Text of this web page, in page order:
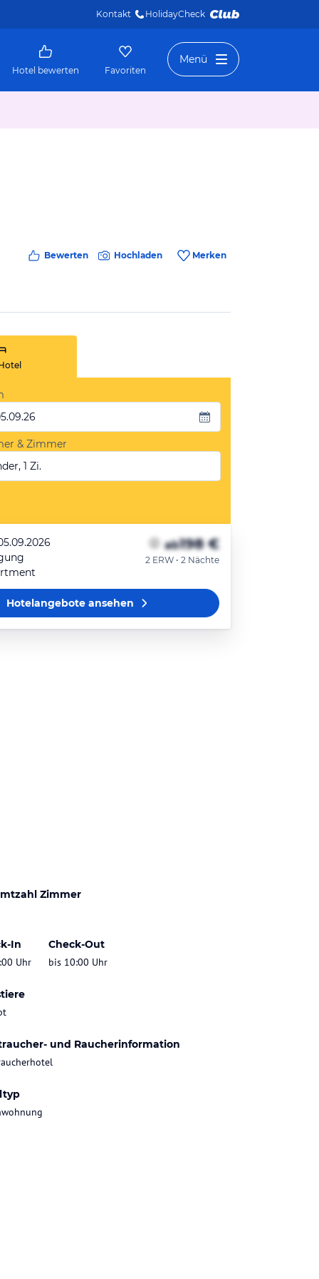
Kontakt HolidayCheck
Hotel bewerten Favoriten
Menü
Bewerten Hochladen Merken
& Zimmer
1 Zi.
ab198 €
2 ERW • 2 Nächte
Hotelangeboteansehen
Zimmer
In
Uhr
Check-Out
bis 10:00 Uhr
und Raucherinformation